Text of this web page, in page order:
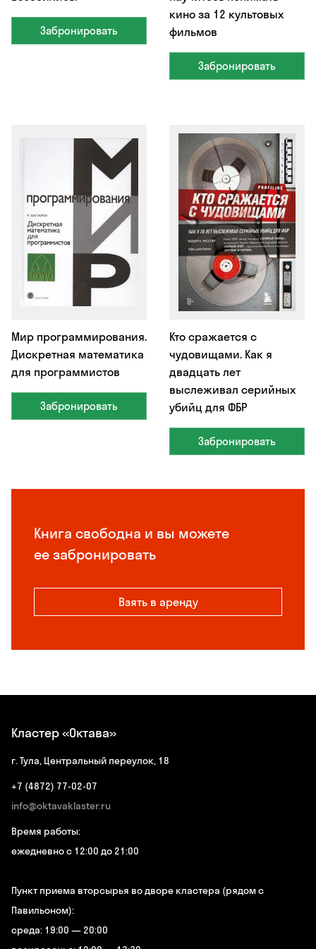
Книга свободна и вы можете
ее забронировать
Взять в аренду
Забронировать
кино за 12 культовых
фильмов
Забронировать
Мир программирования.
Дискретная математика
для программистов
Забронировать
Кто сражается с
чудовищами. Как я
двадцать лет
выслеживал серийных
убийц для ФБР
Забронировать
Кластер «Октава»
г. Тула, Центральный переулок, 18
+7 (4872) 77-02-07
info@oktavaklaster.ru
Время работы:
ежедневно с 12:00 до 21:00
Пункт приема вторсырья во дворе кластера (рядом с
Павильоном):
среда: 19:00 — 20:00